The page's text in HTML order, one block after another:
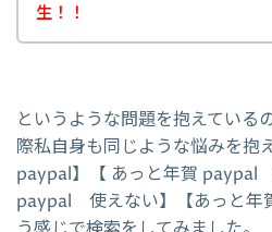
生！！
というような問題を抱えている
際私自身も同じような悩みを抱
paypal】【 あっと年賀 paypal
paypal 使えない】【あっと